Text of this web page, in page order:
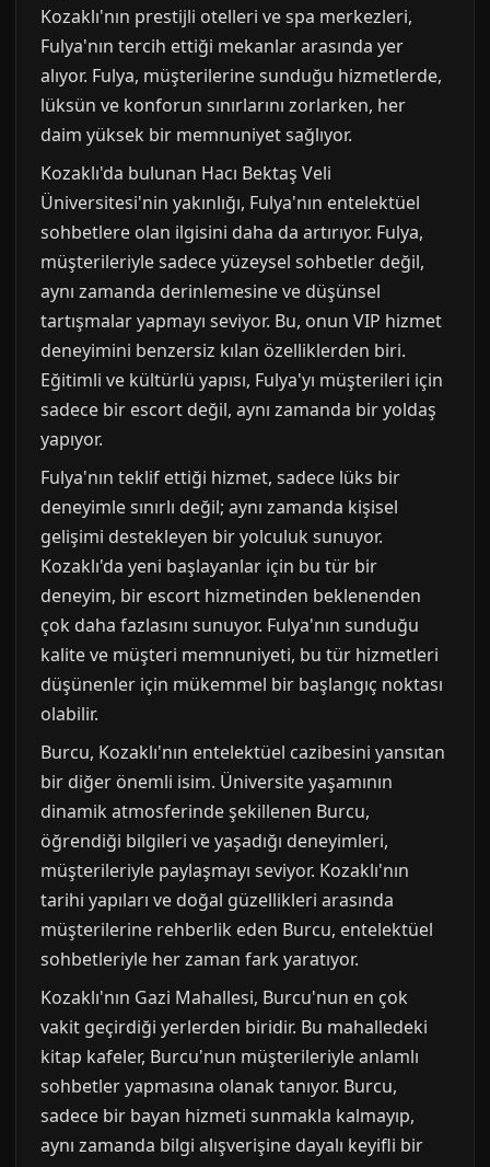
Kozaklı'nın prestijli otelleri ve spa merkezleri,
Fulya'nın tercih ettiği mekanlar arasında yer
alıyor. Fulya, müşterilerine sunduğu hizmetlerde,
lüksün ve konforun sınırlarını zorlarken, her
daim yüksek bir memnuniyet sağlıyor.
Kozaklı'da bulunan Hacı Bektaş Veli
Üniversitesi'nin yakınlığı, Fulya'nın entelektüel
sohbetlere olan ilgisini daha da artırıyor. Fulya,
müşterileriyle sadece yüzeysel sohbetler değil,
aynı zamanda derinlemesine ve düşünsel
tartışmalar yapmayı seviyor. Bu, onun VIP hizmet
deneyimini benzersiz kılan özelliklerden biri.
Eğitimli ve kültürlü yapısı, Fulya'yı müşterileri için
sadece bir escort değil, aynı zamanda bir yoldaş
yapıyor.
Fulya'nın teklif ettiği hizmet, sadece lüks bir
deneyimle sınırlı değil; aynı zamanda kişisel
gelişimi destekleyen bir yolculuk sunuyor.
Kozaklı'da yeni başlayanlar için bu tür bir
deneyim, bir escort hizmetinden beklenenden
çok daha fazlasını sunuyor. Fulya'nın sunduğu
kalite ve müşteri memnuniyeti, bu tür hizmetleri
düşünenler için mükemmel bir başlangıç noktası
olabilir.
Burcu, Kozaklı'nın entelektüel cazibesini yansıtan
bir diğer önemli isim. Üniversite yaşamının
dinamik atmosferinde şekillenen Burcu,
öğrendiği bilgileri ve yaşadığı deneyimleri,
müşterileriyle paylaşmayı seviyor. Kozaklı'nın
tarihi yapıları ve doğal güzellikleri arasında
müşterilerine rehberlik eden Burcu, entelektüel
sohbetleriyle her zaman fark yaratıyor.
Kozaklı'nın Gazi Mahallesi, Burcu'nun en çok
vakit geçirdiği yerlerden biridir. Bu mahalledeki
kitap kafeler, Burcu'nun müşterileriyle anlamlı
sohbetler yapmasına olanak tanıyor. Burcu,
sadece bir bayan hizmeti sunmakla kalmayıp,
aynı zamanda bilgi alışverişine dayalı keyifli bir